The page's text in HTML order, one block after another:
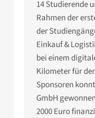
14 Studierende
Rahmen der
der
Einkauf &
bei einem
Kilometer für
Sponsoren
GmbH
2000 Euro